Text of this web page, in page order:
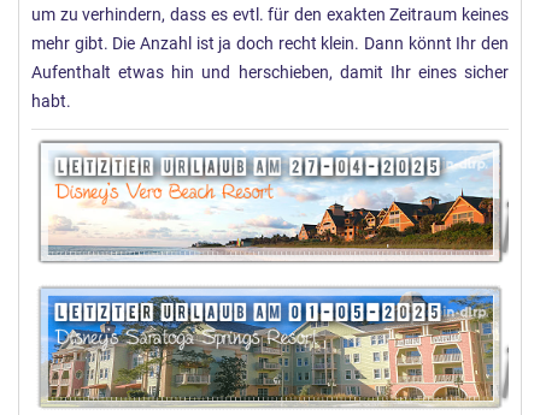
um zu verhindern, dass es evtl. für den exakten Zeitraum keines
mehr gibt. Die Anzahl ist ja doch recht klein. Dann könnt Ihr den
Aufenthalt etwas hin und herschieben, damit Ihr eines sicher
habt.